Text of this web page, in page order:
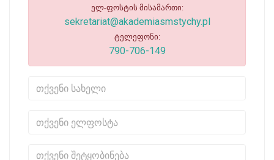
ელ-ფოსტის მისამართი:
sekretariat@akademiasmstychy.pl
ტელეფონი:
790-706-149